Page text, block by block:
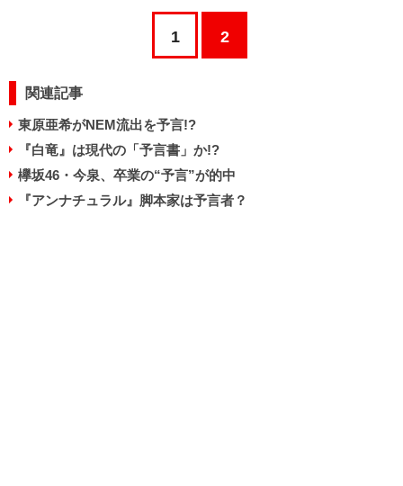
1 2
関連記事
東原亜希がNEM流出を予言!?
『白竜』は現代の「予言書」か!?
欅坂46・今泉、卒業の“予言”が的中
『アンナチュラル』脚本家は予言者？